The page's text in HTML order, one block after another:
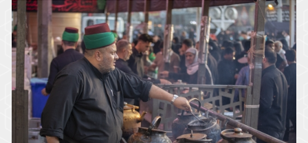
موكب السادة الخدم- العتبة العباسية المقدسة